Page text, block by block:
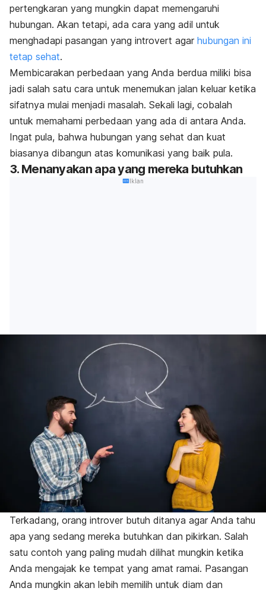
pertengkaran yang mungkin dapat memengaruhi
hubungan. Akan tetapi, ada cara yang adil untuk
menghadapi pasangan yang introvert agar hubungan ini
tetap sehat.
Membicarakan perbedaan yang Anda berdua miliki bisa
jadi salah satu cara untuk menemukan jalan keluar ketika
sifatnya mulai menjadi masalah. Sekali lagi, cobalah
untuk memahami perbedaan yang ada di antara Anda.
Ingat pula, bahwa hubungan yang sehat dan kuat
biasanya dibangun atas komunikasi yang baik pula.
3. Menanyakan apa yang mereka butuhkan
Iklan
Terkadang, orang introver butuh ditanya agar Anda tahu
apa yang sedang mereka butuhkan dan pikirkan. Salah
satu contoh yang paling mudah dilihat mungkin ketika
Anda mengajak ke tempat yang amat ramai. Pasangan
Anda mungkin akan lebih memilih untuk diam dan